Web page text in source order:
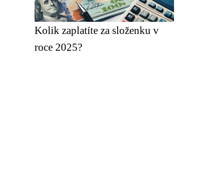
Kolik zaplatíte za složenku v
roce 2025?